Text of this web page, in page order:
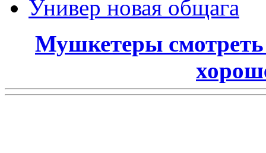
Универ новая общага
Мушкетеры